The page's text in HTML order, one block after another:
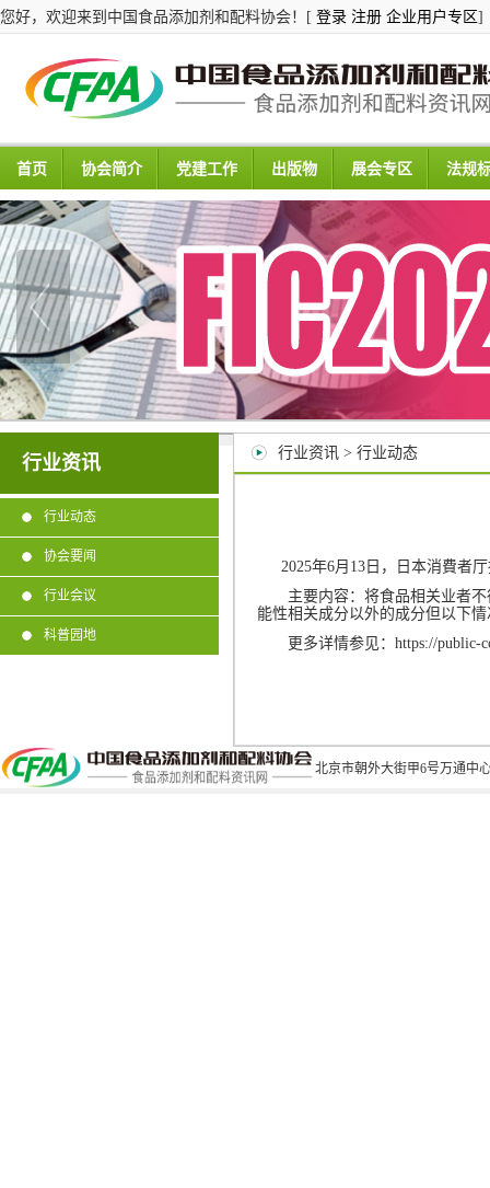
您好，欢迎来到中国食品添加剂和配料协会！[ 登录 注册 企业用户专区]
首页 协会简介 党建工作 出版物 展会专区 法规
行业资讯
行业动态
协会要闻
行业会议
科普园地
行业资讯 > 行业动态
2025年6月 13 日，日本消費者
主要内容：将食品相关业者不
能性相关成分以外的成分但以下
更多详情参见： https://public-
北京市朝外大街甲6号万通中